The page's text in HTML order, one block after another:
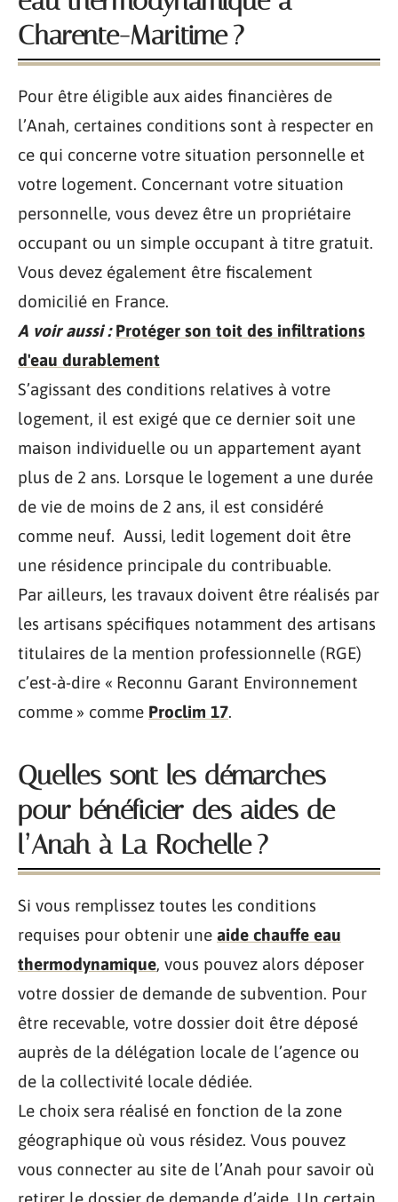
Charente-Maritime ?
Pour être éligible aux aides financières de
l’Anah, certaines conditions sont à respecter en
ce qui concerne votre situation personnelle et
votre logement. Concernant votre situation
personnelle, vous devez être un propriétaire
occupant ou un simple occupant à titre gratuit.
Vous devez également être fiscalement
domicilié en France.
A voir aussi : Protéger son toit des infiltrations
d'eau durablement
S’agissant des conditions relatives à votre
logement, il est exigé que ce dernier soit une
maison individuelle ou un appartement ayant
plus de 2 ans. Lorsque le logement a une durée
de vie de moins de 2 ans, il est considéré
comme neuf. Aussi, ledit logement doit être
une résidence principale du contribuable.
Par ailleurs, les travaux doivent être réalisés par
les artisans spécifiques notamment des artisans
titulaires de la mention professionnelle (RGE)
c’est-à-dire « Reconnu Garant Environnement
comme » comme Proclim 17.
Quelles sont les démarches
pour bénéficier des aides de
l’Anah à La Rochelle ?
Si vous remplissez toutes les conditions
requises pour obtenir une aide chauffe eau
thermodynamique, vous pouvez alors déposer
votre dossier de demande de subvention. Pour
être recevable, votre dossier doit être déposé
auprès de la délégation locale de l’agence ou
de la collectivité locale dédiée.
Le choix sera réalisé en fonction de la zone
géographique où vous résidez. Vous pouvez
vous connecter au site de l’Anah pour savoir où